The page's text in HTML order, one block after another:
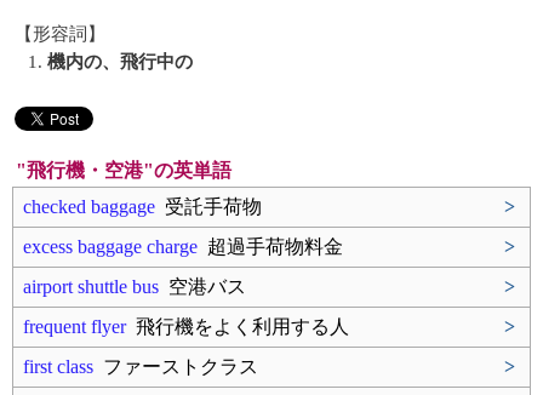
【形容詞】
1. 機内の、飛行中の
"飛行機・空港"の英単語
checked baggage 受託手荷物
>
excess baggage charge 超過手荷物料金
>
airport shuttle bus 空港バス
>
frequent flyer飛行機をよく利用する人
>
first class ファーストクラス
>